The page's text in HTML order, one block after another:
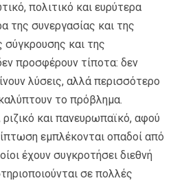
πολιτικό και ευρύτερα
της συνεργασίας και της
σύγκρουσης και της
προσφέρουν τίποτα: δεν
λύσεις, αλλά περισσότερο
το πρόβλημα.
και πανευρωπαϊκό, αφού
εμπλέκονται οπαδοί από
έχουν συγκροτήσει διεθνή
σε πολλές